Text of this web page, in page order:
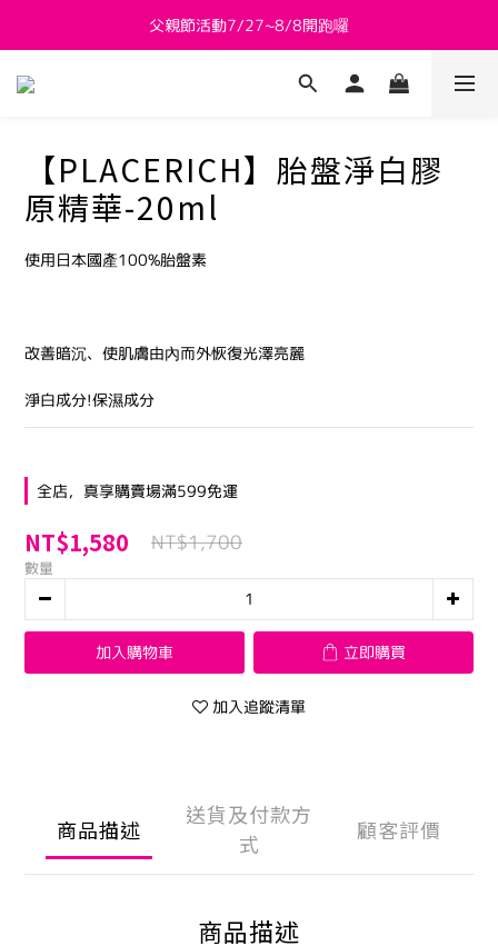
新會員送 $800購物金
父親節活動7/27~8/8開跑囉
新會員送 $800購物金
【PLACERICH】胎盤淨白膠
原精華-20ml
使用日本國產100%胎盤素
改善暗沉、使肌膚由內而外恢復光澤亮麗
淨白成分!保濕成分
全店，真享購賣場滿599免運
NT$1,580 NT$1,700
數量
加入購物車 立即購買
加入追蹤清單
商品描述
送貨及付款方
式
顧客評價
商品描述